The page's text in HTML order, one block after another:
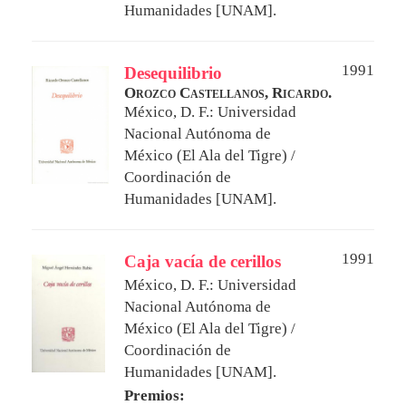
Humanidades [UNAM].
Desequilibrio
1991
Orozco Castellanos, Ricardo.
México, D. F.: Universidad
Nacional Autónoma de
México (El Ala del Tigre) /
Coordinación de
Humanidades [UNAM].
Caja vacía de cerillos
1991
México, D. F.: Universidad
Nacional Autónoma de
México (El Ala del Tigre) /
Coordinación de
Humanidades [UNAM].
Premios: